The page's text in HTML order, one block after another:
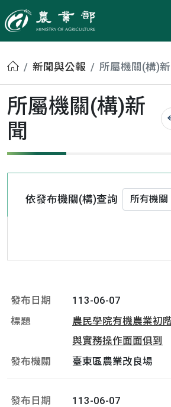
農業部
首頁新聞與公報 所屬機關(構)新
所屬機關(構)新
聞
依發布機關(構)查詢
113-06-07
農民學院有機農業初
與實務操作面面俱到
臺東區農業改良場
113-06-07